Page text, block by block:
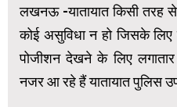
लखनऊ -यातायात किसी तरह
कोई असुविधा न हो जिसके
पोजीशन देखने के लिए लगातार
नजर आ रहे हैं यातायात पुलिस